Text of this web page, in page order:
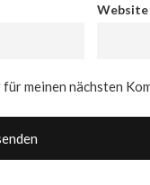
Website
meinen nächsten